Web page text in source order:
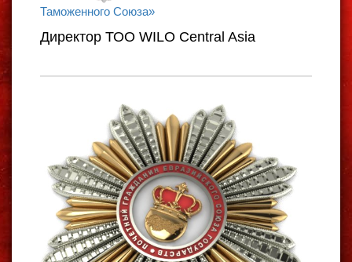
Таможенного Союза»
Директор ТОО WILO Central Asia